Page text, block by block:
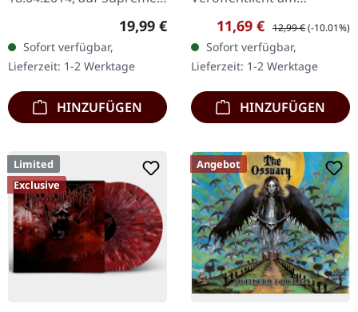
Schwarzes Vinyl im
Gatefold-Cover. Limitiert
auf 200 Exemplare. · 180g
Vinyl…
Regulärer Preis:
19,99 €
Sofort verfügbar,
Lieferzeit: 1-2 Werktage
HINZUFÜGEN
17.02.2017, auf Supreme
Chaos Records. Limitierte
Erstauflage als Digipak.
Debüt-Album der…
Verkaufspreis:
11,69 € Regulärer Preis:
12,99 €(-10.01%)
Sofort verfügbar,
Lieferzeit: 1-2 Werktage
HINZUFÜGEN
Limited
Exclusive
Angebot